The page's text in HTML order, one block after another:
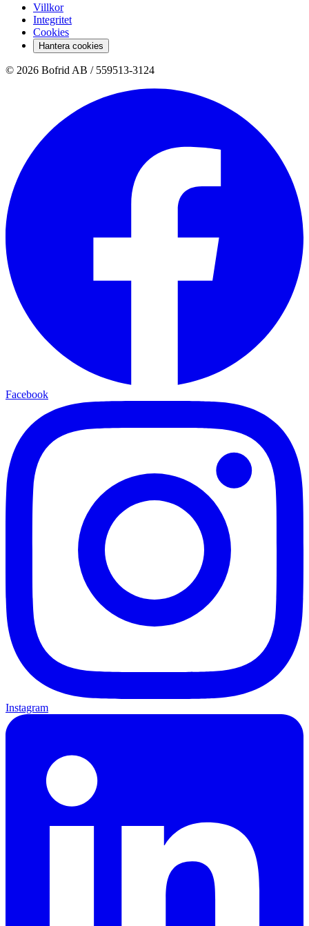
Villkor
Integritet
Cookies
Hantera cookies
© 2026 Bofrid AB / 559513-3124
Facebook
Instagram